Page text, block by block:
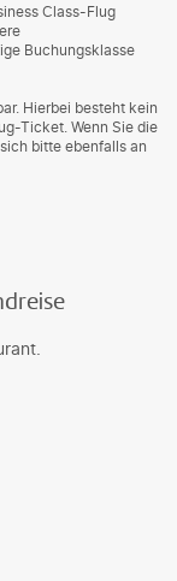
Class-Flug
Buchungsklasse
Hierbei besteht kein
Ticket. Wenn Sie die
bitte ebenfalls an